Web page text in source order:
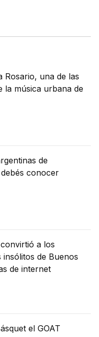
Rosario, una de las
la música urbana de
de
conocer
a los
insólitos de Buenos
de internet
el GOAT